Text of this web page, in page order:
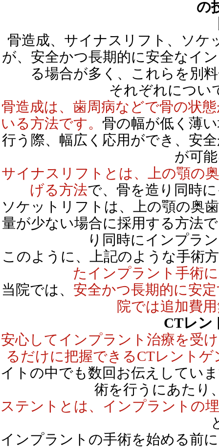
骨造成、サイナスリフト、ソケ
が、安全かつ長期的に安全なイ
る場合が多く、これらを別
それぞれについ
骨造成は、歯周病などで骨の状
いる方法です。 骨の幅が低く薄
行う際、幅広く応用ができ、安
が可
サイナスリフトとは、上の顎の
げる方法で、骨を造り同時
ソケットリフトは、上の顎の奥
量が少ない場合に採用する方法
り同時にインプラ
このように、上記のような手術
たインプラント手術
当院では、 安全かつ長期的に安
院では追加費
CTレン
安心してインプラント治療を受
るだけに把握できるCTレント
イトの中でも数回お伝えしてい
術を行うにあたり
ステントとは、インプラントの
インプラントの手術を始める前